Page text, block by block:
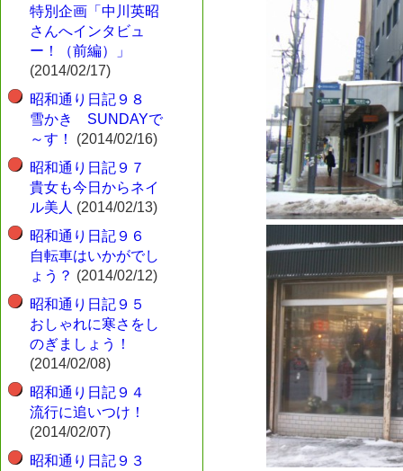
特別企画「中川英昭
さんへインタビュ
ー！（前編）」
(2014/02/17)
昭和通り日記９８
雪かき SUNDAYで
～す！
(2014/02/16)
昭和通り日記９７
貴女も今日からネイ
ル美人 (2014/02/13)
昭和通り日記９６
自転車はいかがでし
ょう？ (2014/02/12)
昭和通り日記９５
おしゃれに寒さをし
のぎましょう！
(2014/02/08)
昭和通り日記９４
流行に追いつけ！
(2014/02/07)
昭和通り日記９３